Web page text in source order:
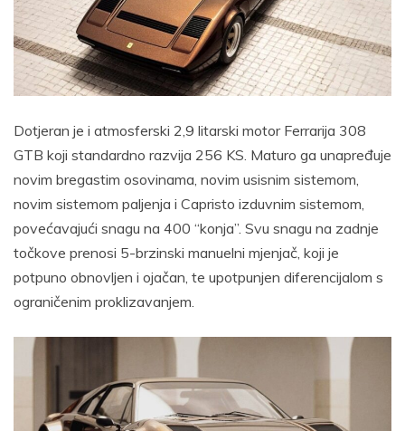
Dotjeran je i atmosferski 2,9 litarski motor Ferrarija 308
GTB koji standardno razvija 256 KS. Maturo ga unapređuje
novim bregastim osovinama, novim usisnim sistemom,
novim sistemom paljenja i Capristo izduvnim sistemom,
povećavajući snagu na 400 “konja”. Svu snagu na zadnje
točkove prenosi 5-brzinski manuelni mjenjač, koji je
potpuno obnovljen i ojačan, te upotpunjen diferencijalom s
ograničenim proklizavanjem.